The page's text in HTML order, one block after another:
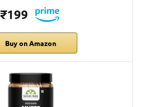
₹199
Buy on Amazon